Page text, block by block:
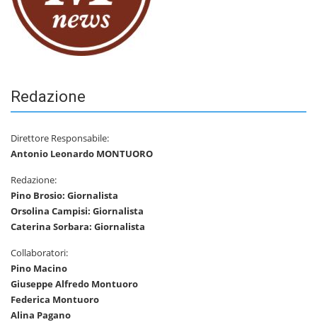
Redazione
Direttore Responsabile:
Antonio Leonardo MONTUORO
Redazione:
Pino Brosio: Giornalista
Orsolina Campisi: Giornalista
Caterina Sorbara: Giornalista
Collaboratori:
Pino Macino
Giuseppe Alfredo Montuoro
Federica Montuoro
Alina Pagano